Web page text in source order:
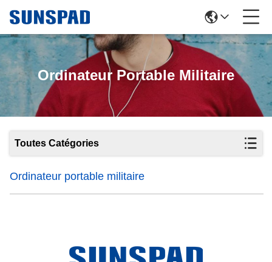
Ordinateur Portable Militaire
Toutes Catégories
Ordinateur portable militaire